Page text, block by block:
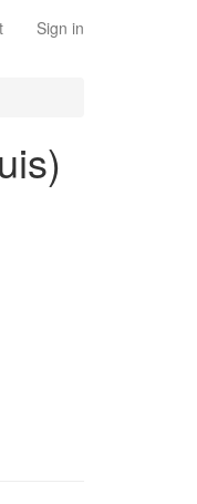
Sign in